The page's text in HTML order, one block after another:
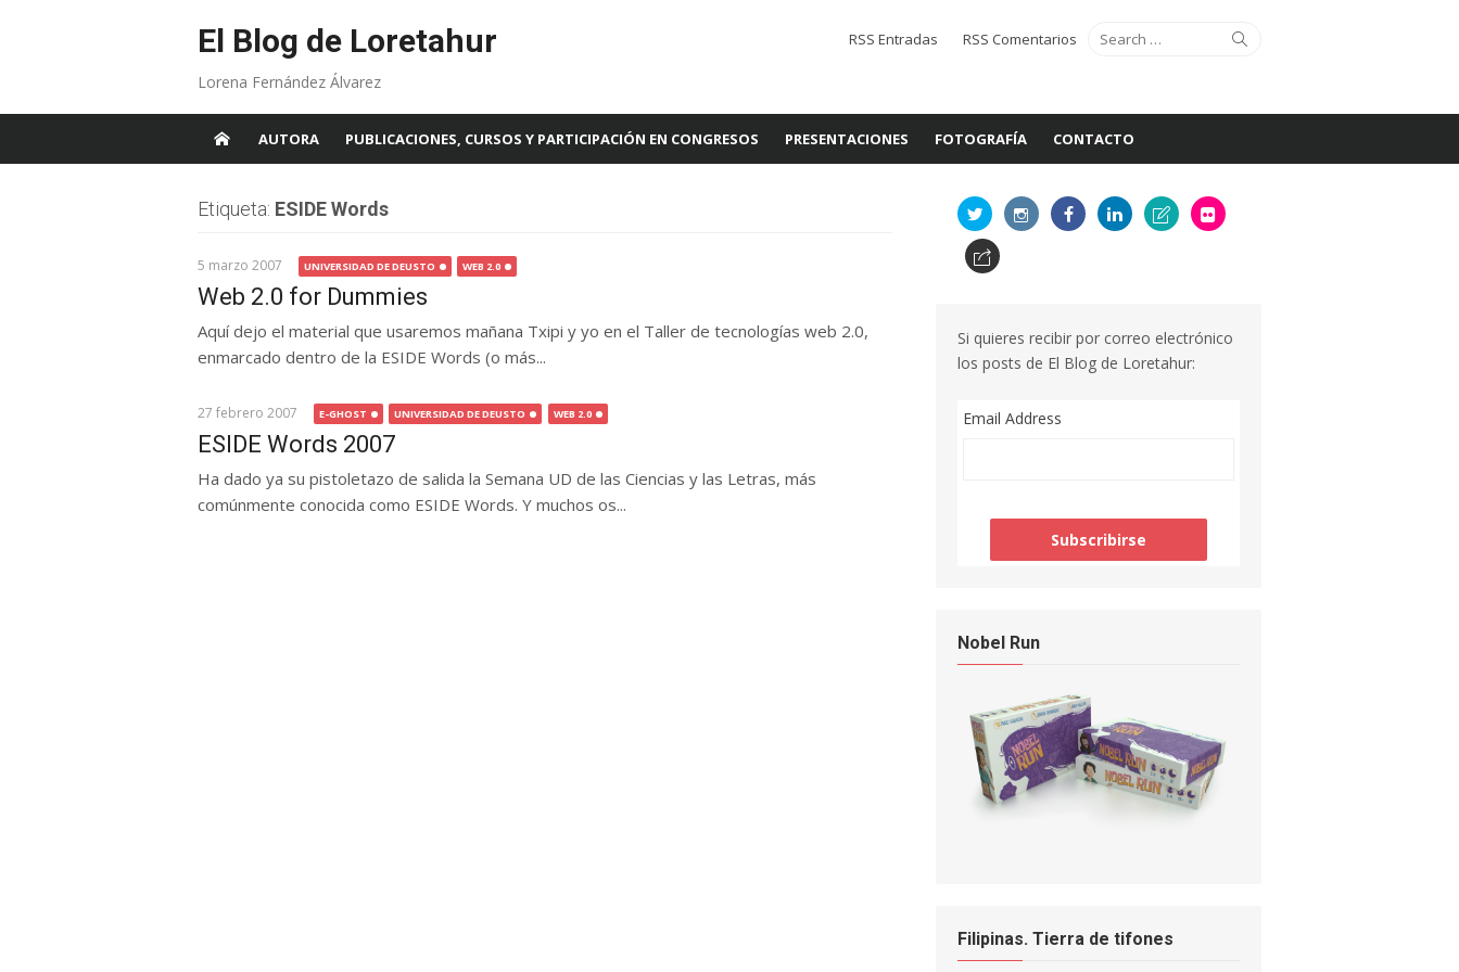
El Blog de Loretahur
Lorena Fernández Álvarez
Search
for:
RSS Entradas RSS Comentarios
AUTORA PUBLICACIONES, CURSOS Y PARTICIPACIÓN EN CONGRESOS PRESENTACIONES FOTOGRAFÍA CONTACTO
Etiqueta: ESIDE Words
5 marzo 2007 UNIVERSIDAD DE DEUSTO WEB 2.0
Web 2.0 for Dummies
Aquí dejo el material que usaremos mañana Txipi y yo en el Taller de tecnologías web 2.0,
enmarcado dentro de la ESIDE Words (o más...
27 febrero 2007 E-GHOST UNIVERSIDAD DE DEUSTO WEB 2.0
ESIDE Words 2007
Ha dado ya su pistoletazo de salida la Semana UD de las Ciencias y las Letras, más
comúnmente conocida como ESIDE Words. Y muchos os...
Si quieres recibir por correo electrónico
los posts de El Blog de Loretahur:
Email Address
Nobel Run
Filipinas. Tierra de tifones